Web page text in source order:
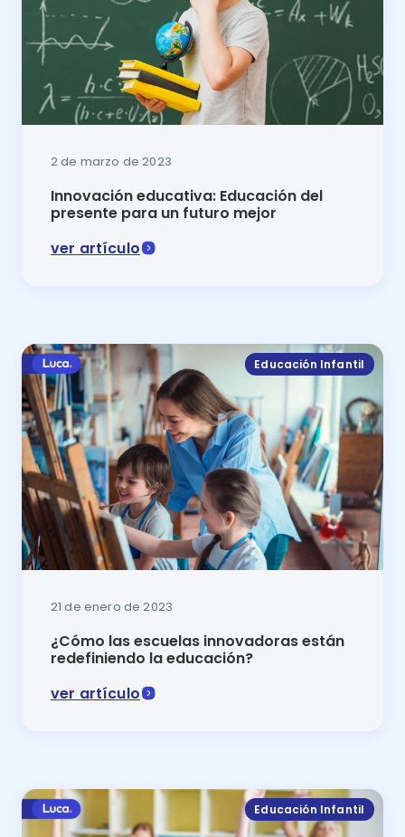
2 de marzo de 2023
Innovación educativa: Educación del
presente para un futuro mejor
ver artículo
Educación Infantil
21 de enero de 2023
¿Cómo las escuelas innovadoras están
redefiniendo la educación?
ver artículo
Educación Infantil